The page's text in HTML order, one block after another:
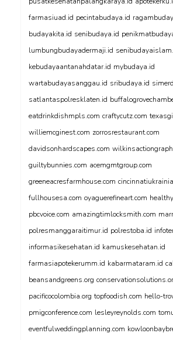
farmasiuad.id pecintabudaya.id
budayakita.id senibudaya.id
lumbungbudayadermaji.id
kebudayaantanahdatar.id mybudaya.id
wartabudayasanggau.id sribudaya.id
satlantaspolresklaten.id
eatdrinkdishmpls.com craftycutz.com
williemcginest.com zorrosrestaurant.com
davidsonhardscapes.com
guiltybunnies.com acemgmtgroup.com
greeneacresfarmhouse.com
fullhousesa.com oyaguerefineart.com
pbcvoice.com amazingtimlocksmith.com
polresmanggaraitimur.id polrestoba.id
informasikesehatan.id kamuskesehatan.id
farmasiapotekerumm.id kabarmataram.id
beansandgreens.org
pacificocolombia.org topfoodish.com hello-
pmigconference.com lesleyreynolds.com
eventfulweddingplanning.com